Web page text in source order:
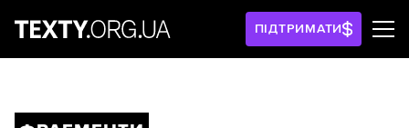
ПІДТРИМАТИ